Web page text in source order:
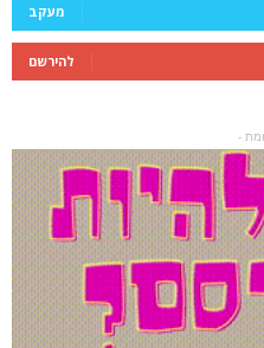
מעקב
להירשם
-